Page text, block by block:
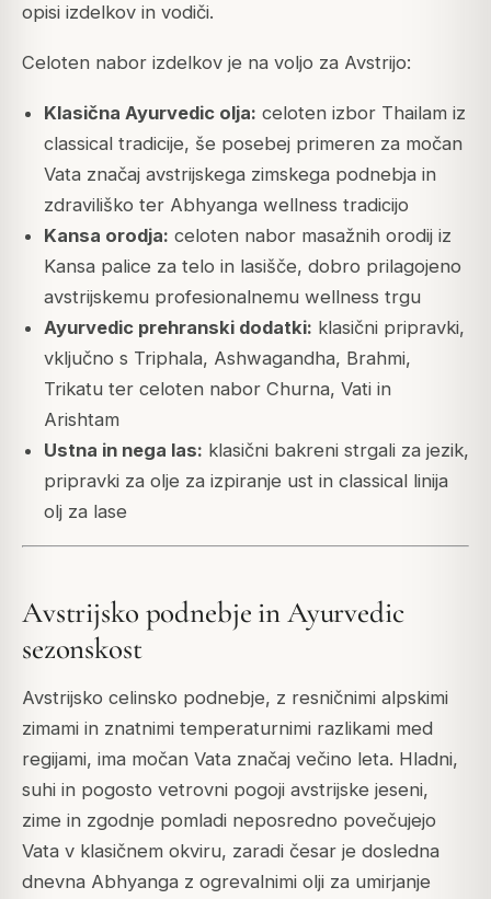
opisi izdelkov in vodiči.
Celoten nabor izdelkov je na voljo za Avstrijo:
Klasična Ayurvedic olja: celoten izbor Thailam iz
classical tradicije, še posebej primeren za močan
Vata značaj avstrijskega zimskega podnebja in
zdraviliško ter Abhyanga wellness tradicijo
Kansa orodja: celoten nabor masažnih orodij iz
Kansa palice za telo in lasišče, dobro prilagojeno
avstrijskemu profesionalnemu wellness trgu
Ayurvedic prehranski dodatki: klasični pripravki,
vključno s Triphala, Ashwagandha, Brahmi,
Trikatu ter celoten nabor Churna, Vati in
Arishtam
Ustna in nega las: klasični bakreni strgali za jezik,
pripravki za olje za izpiranje ust in classical linija
olj za lase
Avstrijsko podnebje in Ayurvedic
sezonskost
Avstrijsko celinsko podnebje, z resničnimi alpskimi
zimami in znatnimi temperaturnimi razlikami med
regijami, ima močan Vata značaj večino leta. Hladni,
suhi in pogosto vetrovni pogoji avstrijske jeseni,
zime in zgodnje pomladi neposredno povečujejo
Vata v klasičnem okviru, zaradi česar je dosledna
dnevna Abhyanga z ogrevalnimi olji za umirjanje